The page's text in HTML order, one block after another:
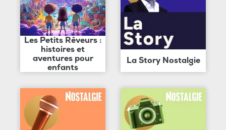
Les Petits Rêveurs :
histoires et
aventures pour
enfants
La Story Nostalgie